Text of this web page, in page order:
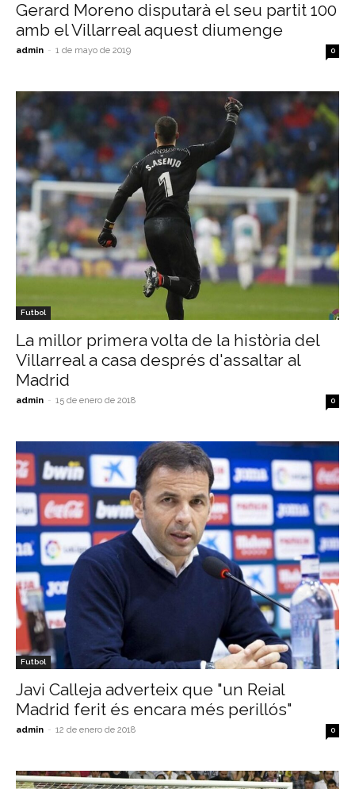
Gerard Moreno disputarà el seu partit 100
amb el Villarreal aquest diumenge
admin - 1 de mayo de 2019 0
Futbol
La millor primera volta de la història del
Villarreal a casa després d'assaltar al
Madrid
admin - 15 de enero de 2018 0
Futbol
Javi Calleja adverteix que "un Reial
Madrid ferit és encara més perillós"
admin - 12 de enero de 2018 0